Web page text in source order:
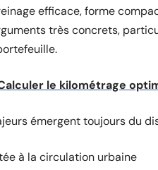
efficace, forme
très concrets,
le kilométrage
émergent toujours du
à la circulation urbaine